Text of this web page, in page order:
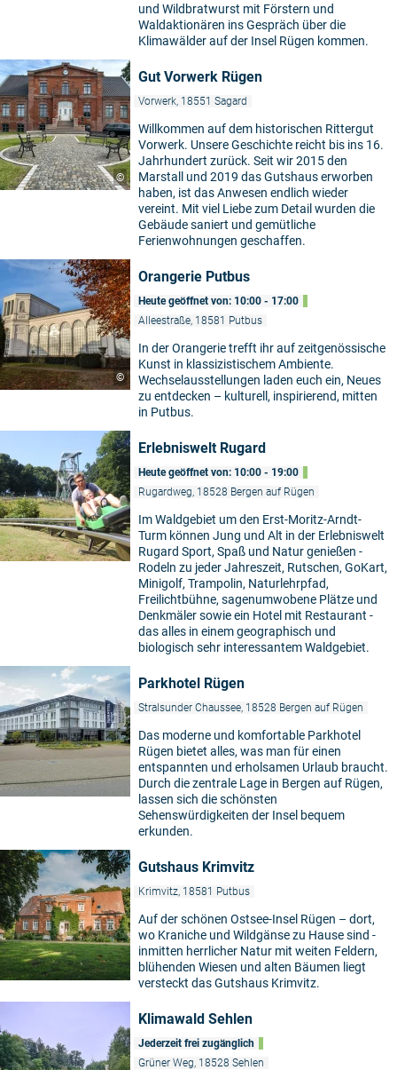
und Wildbratwurst mit Förstern und
Waldaktionären ins Gespräch über die
Klimawälder auf der Insel Rügen kommen.
©
Gut Vorwerk Rügen
Vorwerk, 18551 Sagard
Willkommen auf dem historischen Rittergut
Vorwerk. Unsere Geschichte reicht bis ins 16.
Jahrhundert zurück. Seit wir 2015 den
Marstall und 2019 das Gutshaus erworben
haben, ist das Anwesen endlich wieder
vereint. Mit viel Liebe zum Detail wurden die
Gebäude saniert und gemütliche
Ferienwohnungen geschaffen.
©
Orangerie Putbus
Heute geöffnet von: 10:00 - 17:00
Alleestraße, 18581 Putbus
In der Orangerie trefft ihr auf zeitgenössische
Kunst in klassizistischem Ambiente.
Wechselausstellungen laden euch ein, Neues
zu entdecken – kulturell, inspirierend, mitten
in Putbus.
Erlebniswelt Rugard
Heute geöffnet von: 10:00 - 19:00
Rugardweg, 18528 Bergen auf Rügen
Im Waldgebiet um den Erst-Moritz-Arndt-
Turm können Jung und Alt in der Erlebniswelt
Rugard Sport, Spaß und Natur genießen -
Rodeln zu jeder Jahreszeit, Rutschen, GoKart,
Minigolf, Trampolin, Naturlehrpfad,
Freilichtbühne, sagenumwobene Plätze und
Denkmäler sowie ein Hotel mit Restaurant -
das alles in einem geographisch und
biologisch sehr interessantem Waldgebiet.
Parkhotel Rügen
Stralsunder Chaussee, 18528 Bergen auf Rügen
Das moderne und komfortable Parkhotel
Rügen bietet alles, was man für einen
entspannten und erholsamen Urlaub braucht.
Durch die zentrale Lage in Bergen auf Rügen,
lassen sich die schönsten
Sehenswürdigkeiten der Insel bequem
erkunden.
Gutshaus Krimvitz
Krimvitz, 18581 Putbus
Auf der schönen Ostsee-Insel Rügen – dort,
wo Kraniche und Wildgänse zu Hause sind -
inmitten herrlicher Natur mit weiten Feldern,
blühenden Wiesen und alten Bäumen liegt
versteckt das Gutshaus Krimvitz.
Klimawald Sehlen
Jederzeit frei zugänglich
Grüner Weg, 18528 Sehlen